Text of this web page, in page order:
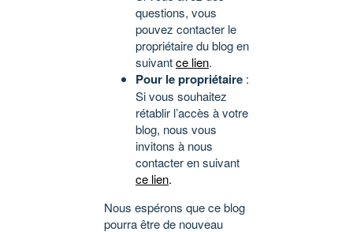
questions, vous
pouvez contacter le
propriétaire du blog en
suivantce lien.
Pour le propriétaire :
Si vous souhaitez
rétablir l’accès à votre
blog, nous vous
invitons à nous
contacter en suivant
ce lien.
Nous espérons que ce blog
pourra être de nouveau